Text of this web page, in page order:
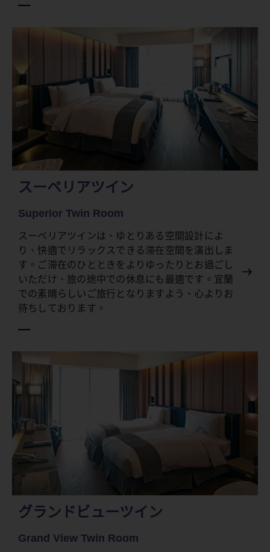
スーペリアツイン
Superior Twin Room
スーペリアツインは、ゆとりある空間設計によ
り、快適でリラックスできる滞在空間を演出しま
す。ご滞在のひとときをよりゆったりとお過ごし
いただけ、旅の途中での休息にも最適です。宜蘭
での素晴らしいご旅行となりますよう、心よりお
待ちしております。
グランドビューツイン
Grand View Twin Room